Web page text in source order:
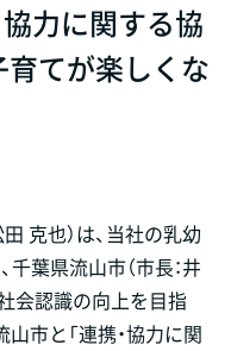
協力に関する協
育てが楽しくな
克也）は、当社の乳幼
葉県流山市（市長：井
会認識の向上を目指
山市と「連携・協力に関